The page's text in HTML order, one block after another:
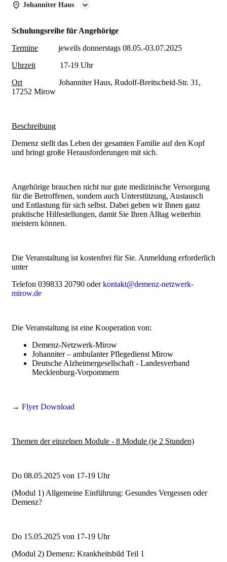
Johanniter Haus
Schulungsreihe für Angehörige
Termine jeweils donnerstags 08.05.-03.07.2025
Uhrzeit 17-19 Uhr
Ort Johanniter Haus, Rudolf-Breitscheid-Str. 31,
17252 Mirow
Beschreibung
Demenz stellt das Leben der gesamten Familie auf den Kopf
und bringt große Herausforderungen mit sich.
Angehörige brauchen nicht nur gute medizinische Versorgung
für die Betroffenen, sondern auch Unterstützung, Austausch
und Entlastung für sich selbst. Dabei geben wir Ihnen ganz
praktische Hilfestellungen, damit Sie Ihren Alltag weiterhin
meistern können.
Die Veranstaltung ist kostenfrei für Sie. Anmeldung erforderlich
unter
Telefon 039833 20790 oderkontakt@demenz-netzwerk-
mirow.de
Die Veranstaltung ist eine Kooperation von:
Demenz-Netzwerk-Mirow
Johanniter – ambulanter Pflegedienst Mirow
Deutsche Alzheimergesellschaft - Landesverband
Mecklenburg-Vorpommern
→ Flyer Download
Themen der einzelnen Module - 8 Module (je 2 Stunden)
Do 08.05.2025 von 17-19 Uhr
(Modul 1) Allgemeine Einführung: Gesundes Vergessen oder
Demenz?
Do 15.05.2025 von 17-19 Uhr
(Modul 2) Demenz: Krankheitsbild Teil 1